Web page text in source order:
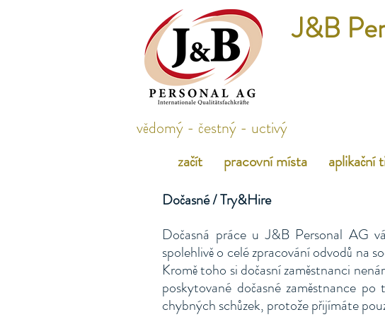
J&B
vědomý - čestný - uctivý
začít pracovní místa aplikační
Dočasné / Try&Hire
Dočasná práce u J&B Personal AG
spolehlivě o celé zpracování odvodů na
Kromě toho si dočasní zaměstnanci
poskytované dočasné zaměstnance
chybných schůzek, protože přijímáte